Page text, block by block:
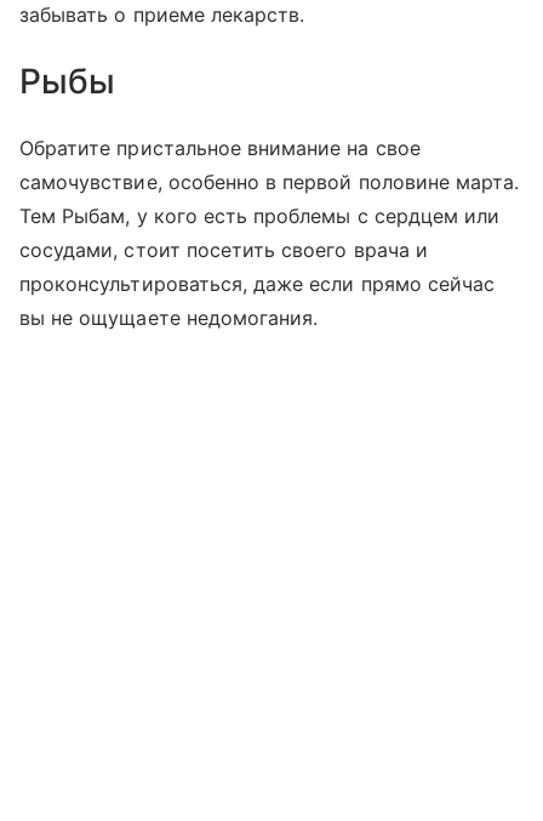
забывать о приеме лекарств.
Рыбы
Обратите пристальное внимание на свое
самочувствие, особенно в первой половине марта.
Тем Рыбам, у кого есть проблемы с сердцем или
сосудами, стоит посетить своего врача и
проконсультироваться, даже если прямо сейчас
вы не ощущаете недомогания.